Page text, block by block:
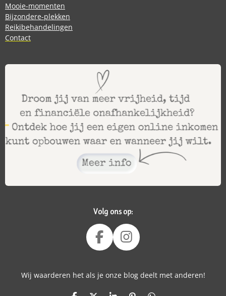
Mooie-momenten
Bijzondere-plekken
Reikibehandelingen
Contact
Volg ons op:
F
A
E
I
N
T
A
Wij waarderen het als je onze blog deelt met anderen!